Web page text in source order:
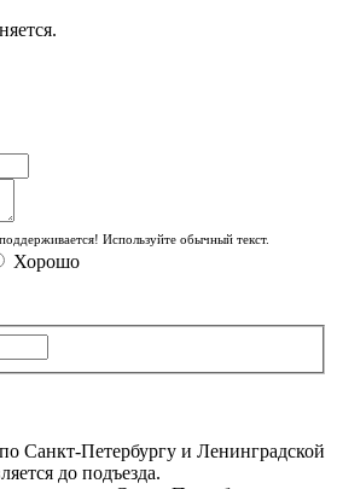
Используйте обычный текст.
Хорошо
Санкт-Петербургу и Ленинградской
до подъезда.